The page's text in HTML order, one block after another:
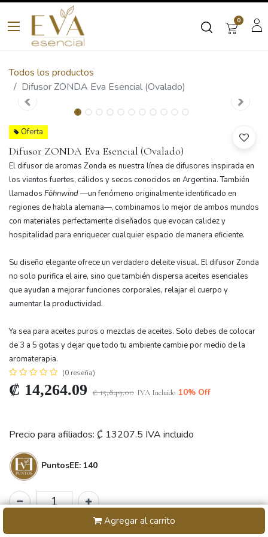
0
Todos los productos
Difusor ZONDA Eva Esencial (Ovalado)
Oferta
Difusor ZONDA Eva Esencial (Ovalado)
El difusor de aromas Zonda es nuestra línea de difusores inspirada en
los vientos fuertes, cálidos y secos conocidos en Argentina. También
llamados Föhnwind—un fenómeno originalmente identificado en
regiones de habla alemana—, combinamos lo mejor de ambos mundos
con materiales perfectamente diseñados que evocan calidez y
hospitalidad para enriquecer cualquier espacio de manera eficiente.
Su diseño elegante ofrece un verdadero deleite visual. El difusor Zonda
no solo purifica el aire, sino que también dispersa aceites esenciales
que ayudan a mejorar funciones corporales, relajar el cuerpo y
aumentar la productividad.
Ya sea para aceites puros o mezclas de aceites. Solo debes de colocar
de 3 a 5 gotas y dejar que todo tu ambiente cambie por medio de la
aromaterapia.
(0 reseña)
₡ 14,264.09 ₡15,849.00 IVA Incluido 10% Off
Precio para afiliados: ₡ 13207.5 IVA incluido
PuntosEE: 140
Agregar al carrito
SKU: N/A